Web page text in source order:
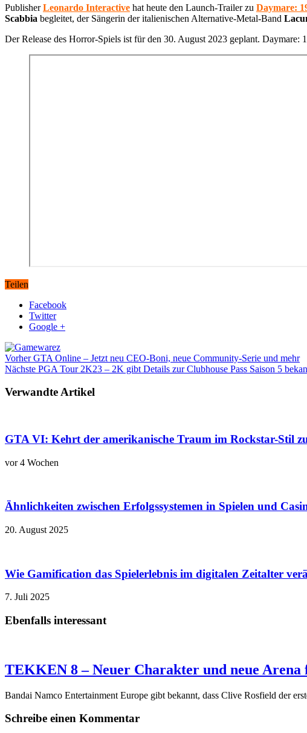
PublisherLeonardo Interactive hat heute den Launch-Trailer zu Daymare:
Scabbia begleitet, der Sängerin der italienischen Alternative-Metal-Band
Der Release des Horror-Spiels ist für den 30. August 2023 geplant.
Teilen
Facebook
Twitter
Google +
VorherGTA Online – Jetzt neu CEO-Boni, neue Community-Serie und mehr
Nächste PGA Tour 2K23 – 2K gibt Details zur Clubhouse Pass Saison 5
Verwandte Artikel
GTA VI: Kehrt der amerikanische Traum im Rockstar-Stil
vor 4 Wochen
Ähnlichkeiten zwischen Erfolgssystemen in Spielen und
20. August 2025
Wie Gamification das Spielerlebnis im digitalen Zeitalter
7. Juli 2025
Ebenfalls interessant
TEKKEN 8 – Neuer Charakter und neue Arena
Bandai Namco Entertainment Europe gibt bekannt, dass Clive Rosfield der
Schreibe einen Kommentar